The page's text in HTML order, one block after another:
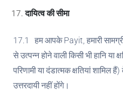
दायित्व की सीमा
17.1 हम आपके Payit, हमारी
से उत्पन्न होने वाली किसी भी हानि
परिणामी या दंडात्मक क्षतियां शामिल
उत्तरदायी नहीं होंगे।